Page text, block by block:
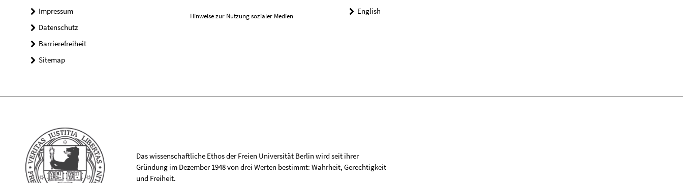
Impressum
Datenschutz
Barrierefreiheit
Sitemap
Hinweise zur Nutzung sozialer Medien
English
Das wissenschaftliche Ethos der Freien Universität Berlin wird seit ihrer
Gründung im Dezember 1948 von drei Werten bestimmt: Wahrheit, Gerechtigkeit
und Freiheit.